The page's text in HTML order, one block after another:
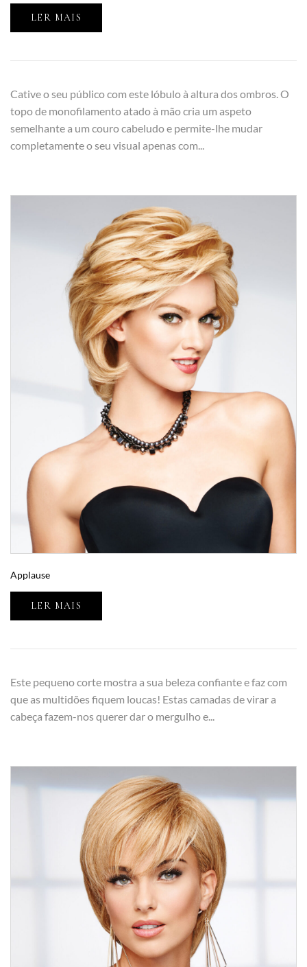
LER MAIS
Cative o seu público com este lóbulo à altura dos ombros. O
topo de monofilamento atado à mão cria um aspeto
semelhante a um couro cabeludo e permite-lhe mudar
completamente o seu visual apenas com...
Applause
LER MAIS
Este pequeno corte mostra a sua beleza confiante e faz com
que as multidões fiquem loucas! Estas camadas de virar a
cabeça fazem-nos querer dar o mergulho e...